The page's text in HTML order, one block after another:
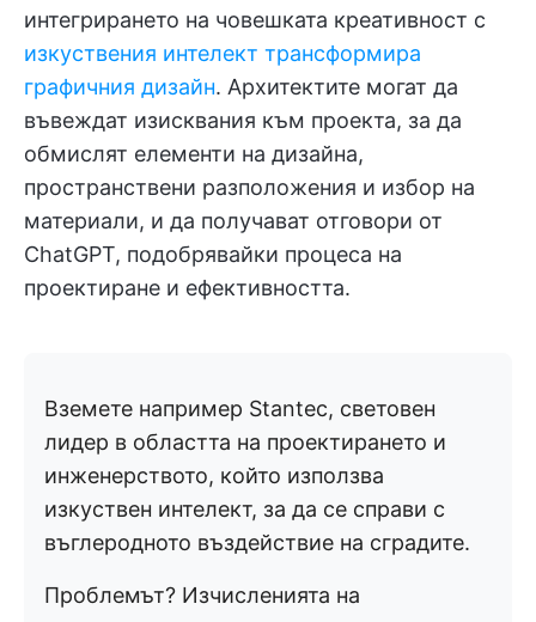
интегрирането на човешката креативност с
изкуствения интелект трансформира
графичния дизайн. Архитектите могат да
въвеждат изисквания към проекта, за да
обмислят елементи на дизайна,
пространствени разположения и избор на
материали, и да получават отговори от
ChatGPT, подобрявайки процеса на
проектиране и ефективността.
Вземете например Stantec, световен
лидер в областта на проектирането и
инженерството, който използва
изкуствен интелект, за да се справи с
въглеродното въздействие на сградите.
Проблемът? Изчисленията на